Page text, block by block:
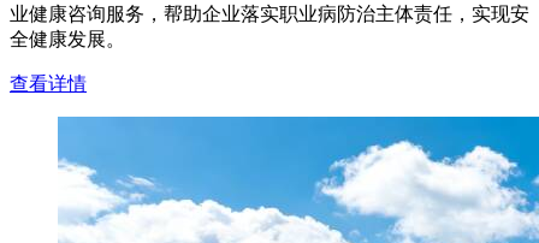
业健康咨询服务，帮助企业落实职业病防治主体责任，实现安
全健康发展。
查看详情